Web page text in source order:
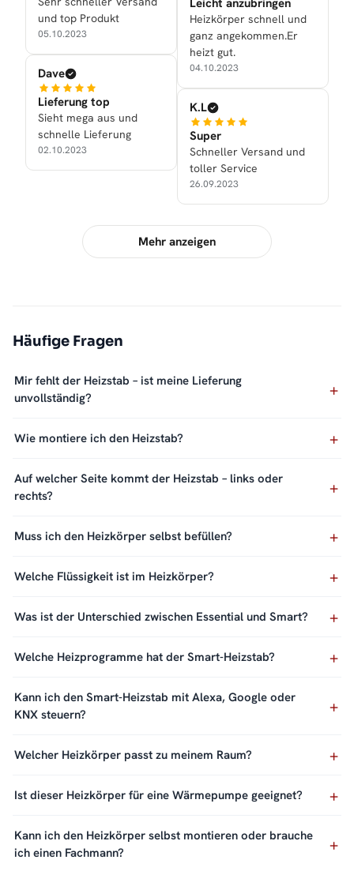
und top Produkt
05.10.2023
Dave
Lieferung top
Sieht mega aus und
schnelle Lieferung
02.10.2023
Leicht anzubringen
Heizkörper schnell und
ganz angekommen.Er
heizt gut.
04.10.2023
K.L
Super
Schneller Versand und
toller Service
26.09.2023
Mehr anzeigen
Häufige Fragen
Mir fehlt der Heizstab – ist meine Lieferung
unvollständig?
Wie montiere ich den Heizstab?
Auf welcher Seite kommt der Heizstab – links oder
rechts?
Muss ich den Heizkörper selbst befüllen?
Welche Flüssigkeit ist im Heizkörper?
Was ist der Unterschied zwischen Essential und Smart?
Welche Heizprogramme hat der Smart-Heizstab?
Kann ich den Smart-Heizstab mit Alexa, Google oder
KNX steuern?
Welcher Heizkörper passt zu meinem Raum?
Ist dieser Heizkörper für eine Wärmepumpe geeignet?
Kann ich den Heizkörper selbst montieren oder brauche
ich einen Fachmann?